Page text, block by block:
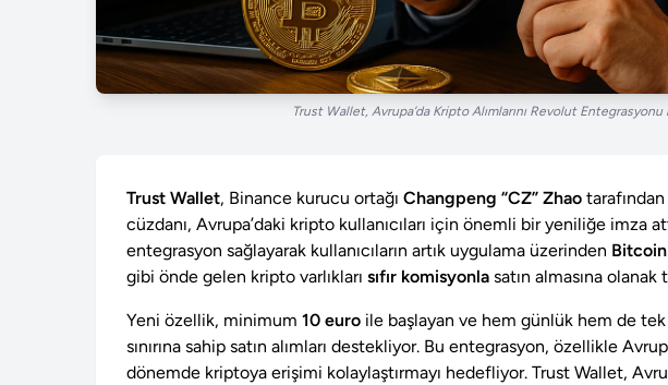
Trust Wallet, Avrupa’da Kripto Alımlarını Revolut
Trust Wallet, Binance kurucu ortağı Changpeng “CZ” Zhao
cüzdanı, Avrupa’daki kripto kullanıcıları için önemli bir yeniliğe imza
entegrasyon sağlayarak kullanıcıların artık uygulama üzerinden
gibi önde gelen kripto varlıkları sıfır komisyonla satın almasına olanak
Yeni özellik, minimum 10 euro ile başlayan ve hem günlük hem de
sınırına sahip satın alımları destekliyor. Bu entegrasyon, özellikle
dönemde kriptoya erişimi kolaylaştırmayı hedefliyor. Trust Wallet,